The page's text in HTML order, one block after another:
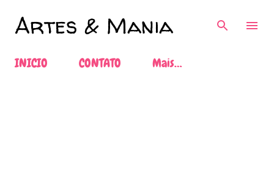
Artes & Mania
INICIO CONTATO Mais…